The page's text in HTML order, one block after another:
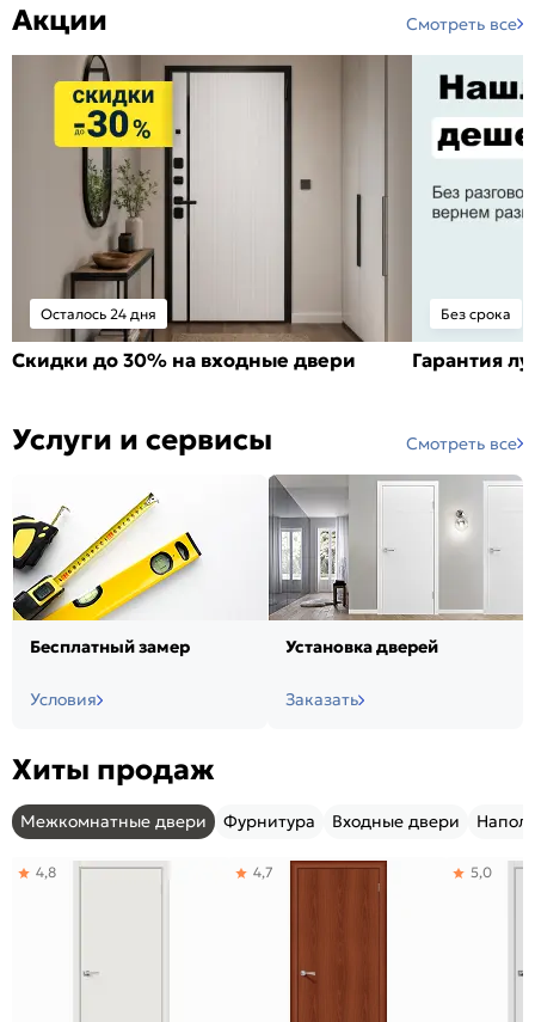
Акции Смотреть все
Осталось 24 дня
Скидки до 30% на входные двери
Без срока
Гарантия
Услуги и сервисы Смотреть все
Бесплатный замер
Условия
Установка дверей
Заказать
Хиты продаж
Межкомнатные двери Фурнитура Входные двери
4,8 4,7 5,0